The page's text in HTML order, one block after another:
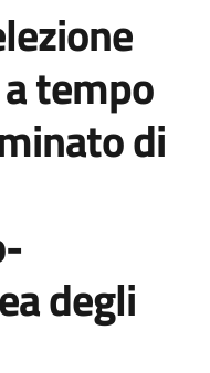
tempo
di
degli